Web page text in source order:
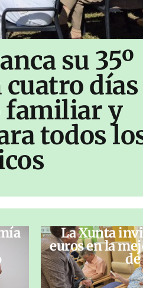
su 35º
días
familiar y
todos
La Xunta
euros en la
de